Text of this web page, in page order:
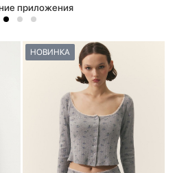
приложения
НОВИНКА